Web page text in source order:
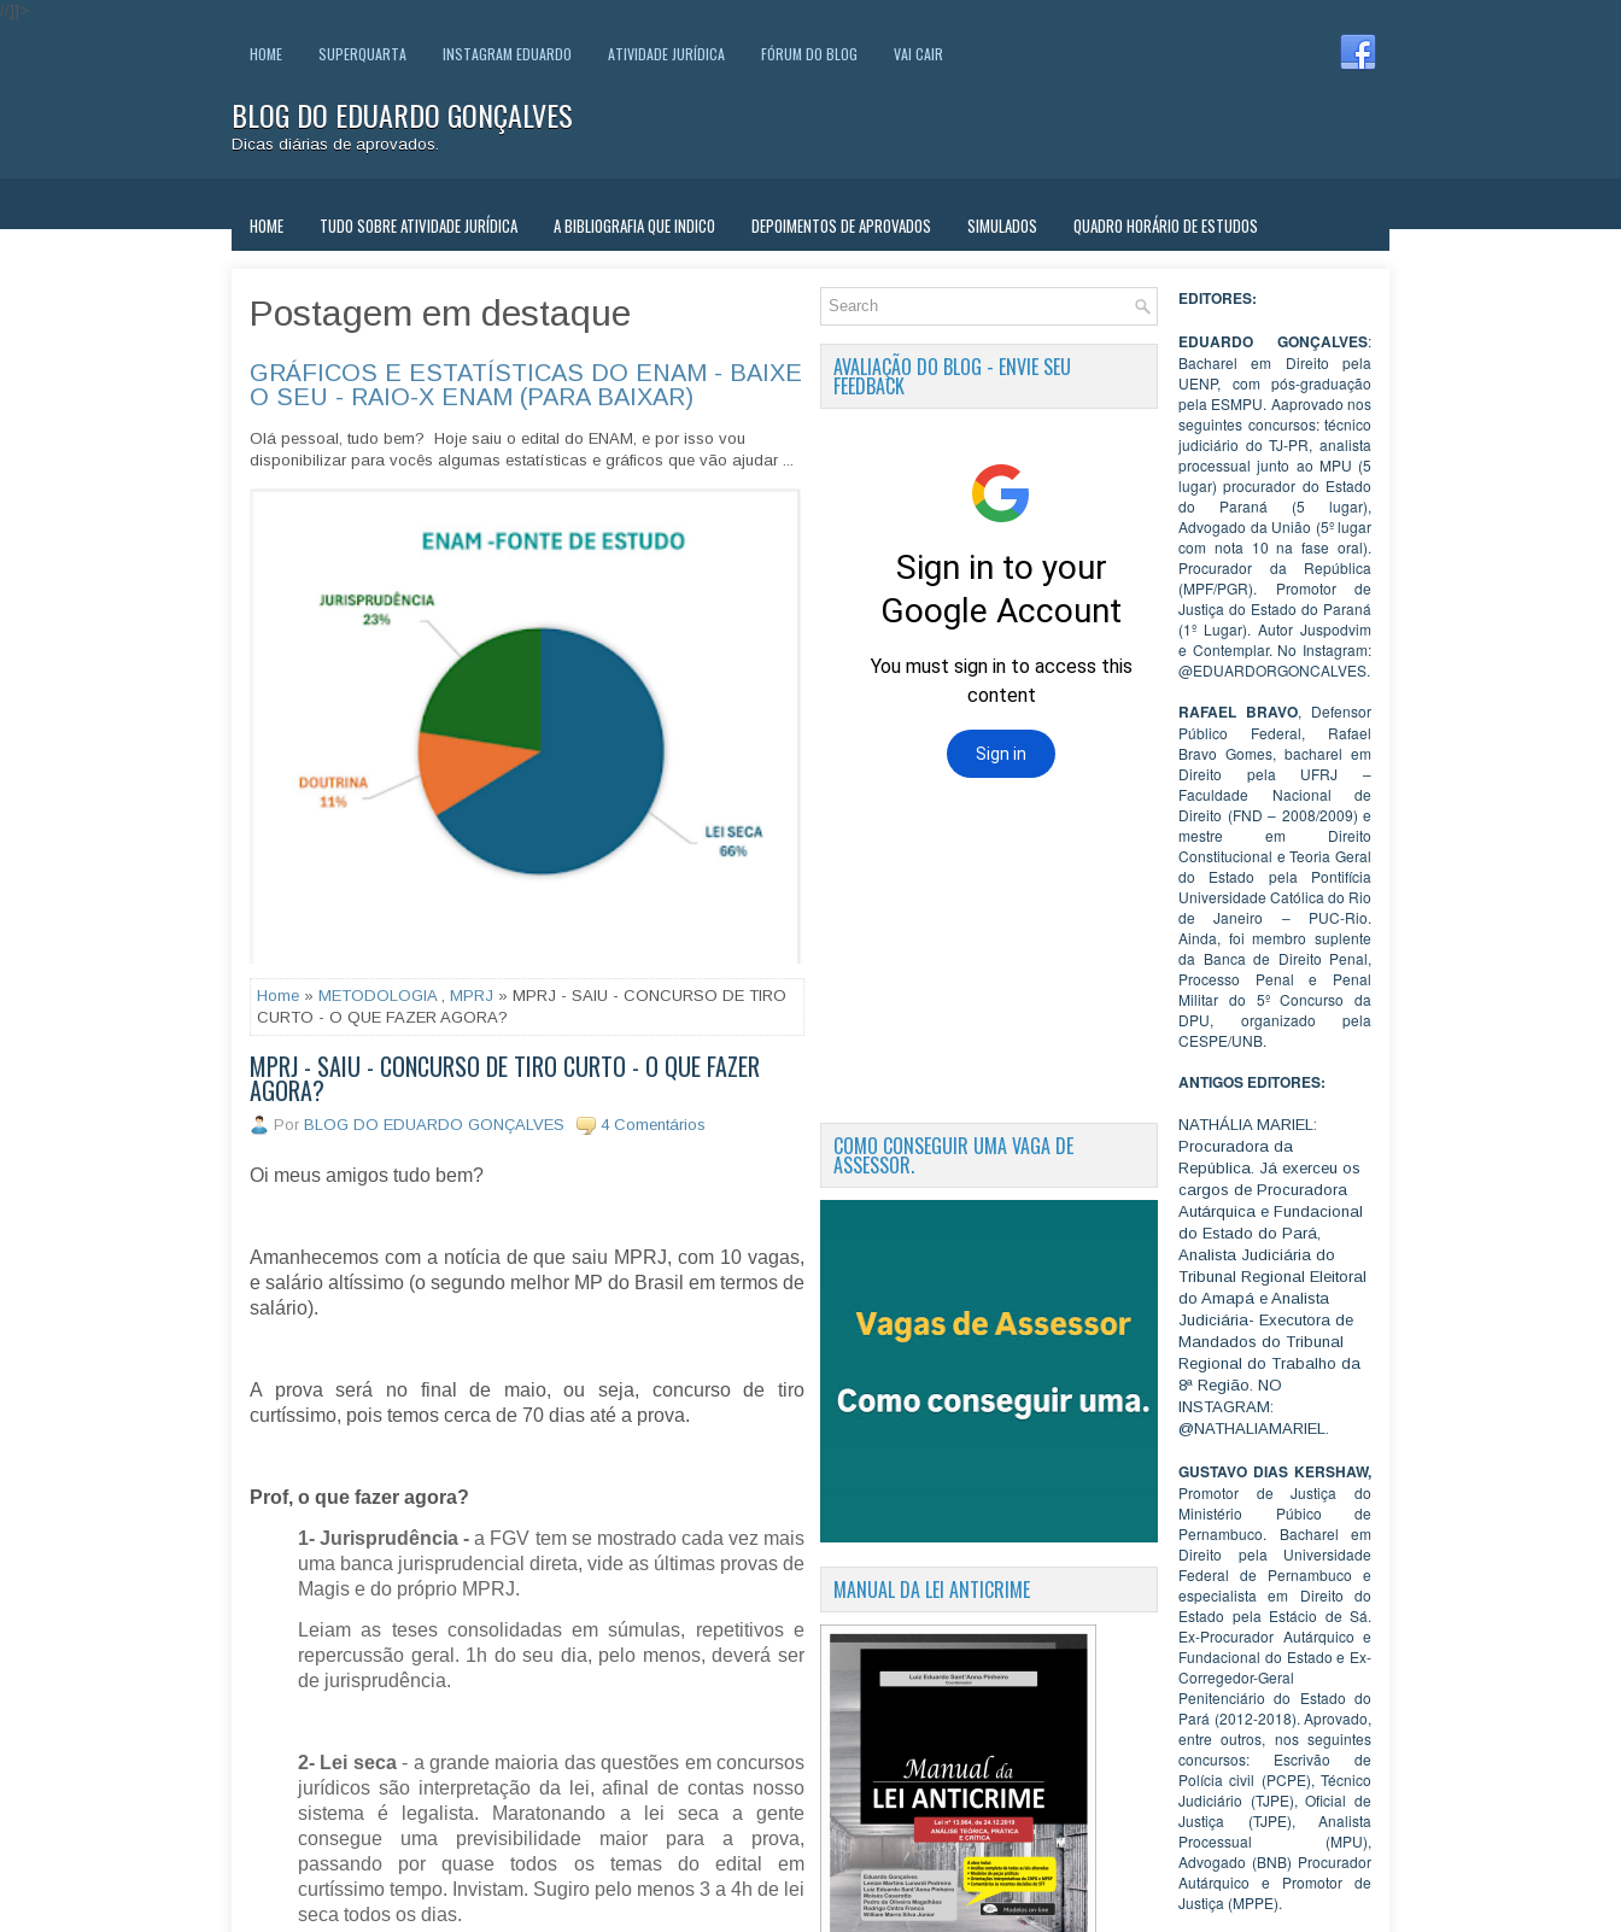
//]]>
HOME SUPERQUARTA INSTAGRAM EDUARDO ATIVIDADE JURÍDICA FÓRUM DO BLOG VAI CAIR
BLOG DO EDUARDO GONÇALVES
Dicas diárias de aprovados.
HOME TUDO SOBRE ATIVIDADE JURÍDICA A BIBLIOGRAFIA QUE INDICO DEPOIMENTOS DE APROVADOS SIMULADOS QUADRO HORÁRIO DE ESTUDOS
Postagem em destaque
GRÁFICOS E ESTATÍSTICAS DO ENAM - BAIXE
O SEU - RAIO-X ENAM (PARA BAIXAR)
Olá pessoal, tudo bem? Hoje saiu o edital do ENAM, e por isso vou
disponibilizar para vocês algumas estatísticas e gráficos que vão ajudar ...
Home » METODOLOGIA, MPRJ » MPRJ - SAIU - CONCURSO DE TIRO
CURTO - O QUE FAZER AGORA?
MPRJ - SAIU - CONCURSO DE TIRO CURTO - O QUE FAZER
AGORA?
Por BLOG DO EDUARDO GONÇALVES 4 Comentários
Oi meus amigos tudo bem?
Amanhecemos com a notícia de que saiu MPRJ, com 10 vagas,
e salário altíssimo (o segundo melhor MP do Brasil em termos de
salário).
A prova será no final de maio, ou seja, concurso de tiro
curtíssimo, pois temos cerca de 70 dias até a prova.
Prof, o que fazer agora?
1- Jurisprudência - a FGV tem se mostrado cada vez mais
uma banca jurisprudencial direta, vide as últimas provas de
Magis e do próprio MPRJ.
Leiam as teses consolidadas em súmulas, repetitivos e
repercussão geral. 1h do seu dia, pelo menos, deverá ser
de jurisprudência.
2- Lei seca- a grande maioria das questões em concursos
jurídicos são interpretação da lei, afinal de contas nosso
sistema é legalista. Maratonando a lei seca a gente
consegue uma previsibilidade maior para a prova,
passando por quase todos os temas do edital em
curtíssimo tempo. Invistam. Sugiro pelo menos 3 a 4h de lei
seca todos os dias.
AVALIAÇÃO DO BLOG - ENVIE SEU
FEEDBACK
COMO CONSEGUIR UMA VAGA DE
ASSESSOR.
MANUAL DA LEI ANTICRIME
EDITORES:
EDUARDO GONÇALVES:
Bacharel em Direito pela
UENP, com pós-graduação
pela ESMPU. Aaprovado nos
seguintes concursos: técnico
judiciário do TJ-PR, analista
processual junto ao MPU (5
lugar) procurador do Estado
do Paraná (5 lugar),
Advogado da União (5º lugar
com nota 10 na fase oral).
Procurador da República
(MPF/PGR). Promotor de
Justiça do Estado do Paraná
(1º Lugar). Autor Juspodvim
e Contemplar. No Instagram:
@EDUARDORGONCALVES.
RAFAEL BRAVO, Defensor
Público Federal, Rafael
Bravo Gomes, bacharel em
Direito pela UFRJ –
Faculdade Nacional de
Direito (FND – 2008/2009) e
mestre em Direito
Constitucional e Teoria Geral
do Estado pela Pontifícia
Universidade Católica do Rio
de Janeiro – PUC-Rio.
Ainda, foi membro suplente
da Banca de Direito Penal,
Processo Penal e Penal
Militar do 5º Concurso da
DPU, organizado pela
CESPE/UNB.
ANTIGOS EDITORES:
NATHÁLIA MARIEL:
Procuradora da
República. Já exerceu os
cargos de Procuradora
Autárquica e Fundacional
do Estado do Pará,
Analista Judiciária do
Tribunal Regional Eleitoral
do Amapá e Analista
Judiciária- Executora de
Mandados do Tribunal
Regional do Trabalho da
8ª Região. NO
INSTAGRAM:
@NATHALIAMARIEL.
GUSTAVO DIAS KERSHAW,
Promotor de Justiça do
Ministério Púbico de
Pernambuco. Bacharel em
Direito pela Universidade
Federal de Pernambuco e
especialista em Direito do
Estado pela Estácio de Sá.
Ex-Procurador Autárquico e
Fundacional do Estado e Ex-
Corregedor-Geral
Penitenciário do Estado do
Pará (2012-2018). Aprovado,
entre outros, nos seguintes
concursos: Escrivão de
Polícia civil (PCPE), Técnico
Judiciário (TJPE), Oficial de
Justiça (TJPE), Analista
Processual (MPU),
Advogado (BNB) Procurador
Autárquico e Promotor de
Justiça (MPPE).